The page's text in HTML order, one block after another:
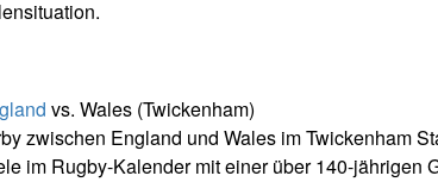
vs. Wales (Twickenham)
zwischen England und Wales im Twickenham
im Rugby-Kalender mit einer über 140-jährigen